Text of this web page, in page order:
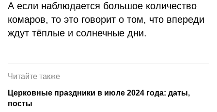
А если наблюдается большое количество
комаров, то это говорит о том, что впереди
ждут тёплые и солнечные дни.
Читайте также
Церковные праздники в июле 2024 года: даты,
посты